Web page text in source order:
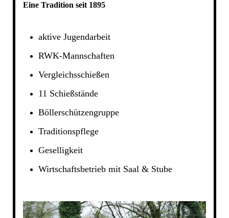
Eine Tradition seit 1895
aktive Jugendarbeit
RWK-Mannschaften
Vergleichsschießen
11 Schießstände
Böllerschützengruppe
Traditionspflege
Geselligkeit
Wirtschaftsbetrieb mit Saal & Stube